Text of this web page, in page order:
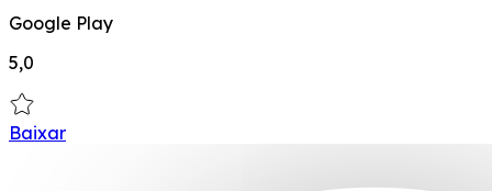
Google Play
5,0
Baixar